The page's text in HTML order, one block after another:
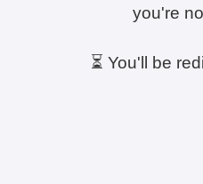
you're
⏳ You'll be